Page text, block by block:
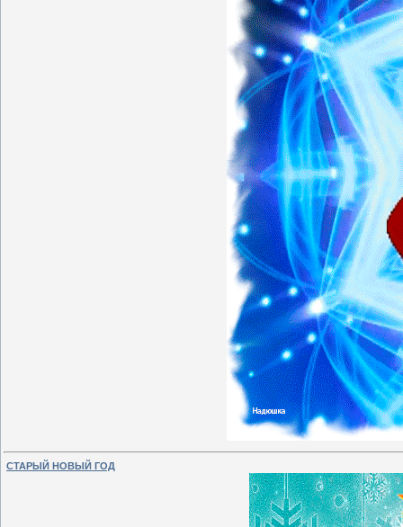
СТАРЫЙ НОВЫЙ ГОД